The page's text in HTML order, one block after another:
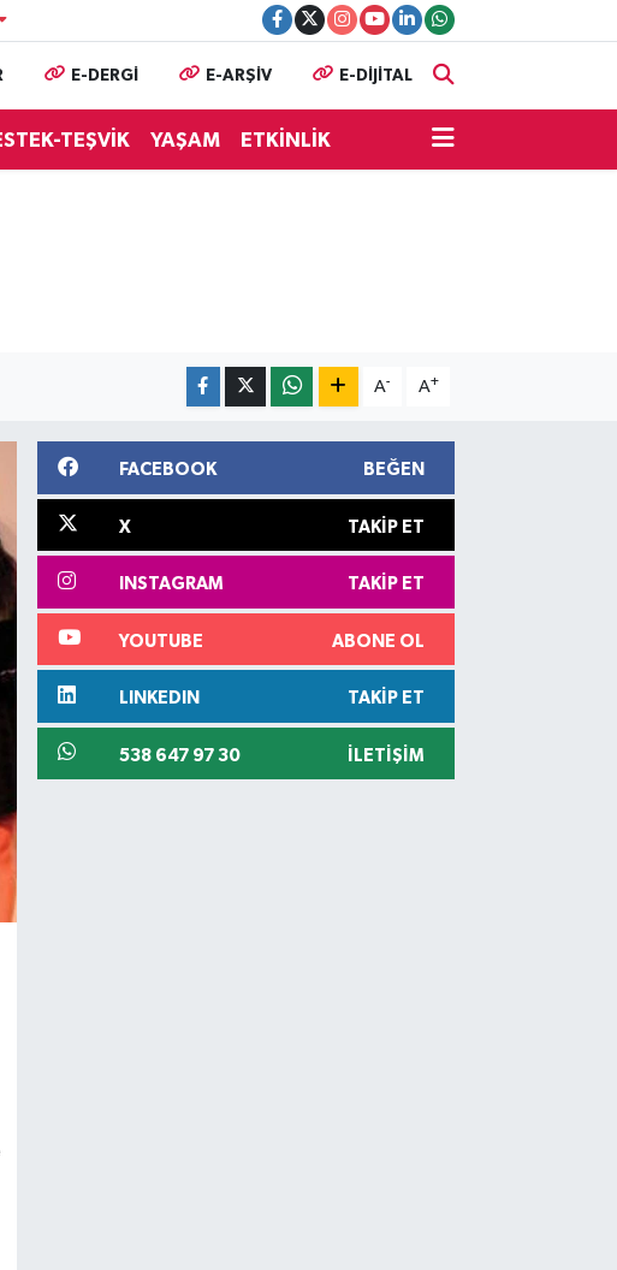
E-DERGİ E-ARŞİV E-DİJİTAL
TEŞVİK YAŞAM ETKİNLİK
A- A+
FACEBOOK BEĞEN
X TAKIP ET
INSTAGRAM TAKIP ET
YOUTUBE ABONE OL
LINKEDIN TAKIP ET
538 647 97 30 İLETIŞIM